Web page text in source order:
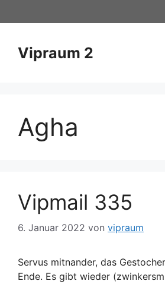
Inhalt
Vipraum 2
Agha
Vipmail 335
6. Januar 2022 von vipraum
Servus mitnander, das
Ende. Es gibt wieder